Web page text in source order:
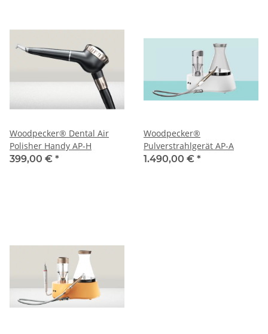
Woodpecker® Dental Air
Polisher Handy AP-H
399,00 € *
Woodpecker®
Pulverstrahlgerät AP-A
1.490,00 € *